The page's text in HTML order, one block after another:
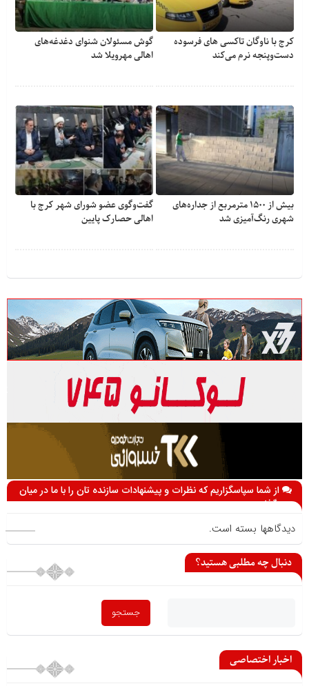
کرج با ناوگان تاکسی های فرسوده
دست‌وپنجه نرم می‌کند
گوش مسئولان شنوای دغدغه‎‌های
اهالی مهرویلا شد
بیش از ۱۵۰۰ مترمربع از جداره‌های
شهری رنگ‌آمیزی شد
گفت‌وگوی عضو شورای شهر کرج با
اهالی حصارک پایین
از شما سپاسگزاریم که نظرات و پیشنهادات سازنده تان را با ما در میان
می گذارید
دیدگاهها بسته است.
دنبال چه مطلبی هستید؟
اخبار اختصاصی